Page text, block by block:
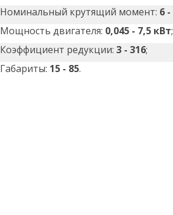
Номинальный крутящий момент: 6
Мощность двигателя: 0,045 - 7,5 кВт;
Коэффициент редукции: 3 - 316;
Габариты: 15 - 85.